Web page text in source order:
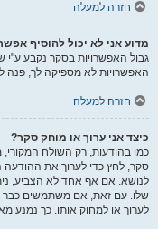
חזרה למעלה
מדוע אני לא יכול להוסיף
גבול האפשרויות בסקר נקבע
האפשרויות לא מספיקה לך, פנה
חזרה למעלה
כיצד אני ערוך או מוחק סקר?
כמו בהודעות, רק השולח המקורי,
סקר, לחץ כדי לערוך את
לנושא. אם אף אחד לא הצביע,
שלו. עם זאת, אם משתמשים כבר
לערוך או למחוק אותו. כך נמנע